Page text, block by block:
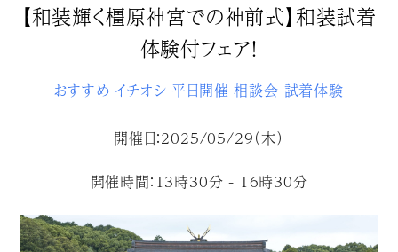
【和装輝く橿原神宮での神前式】和装試着
体験付フェア！
おすすめ イチオシ 平日開催 相談会 試着体験
開催日：2025/05/29（木）
開催時間：13時30分 - 16時30分